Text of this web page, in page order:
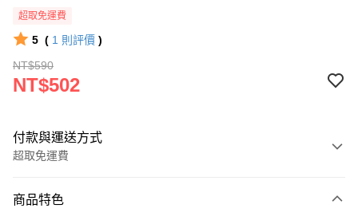
超取免運費
5 ( 1 則評價 )
NT$590
NT$502
付款與運送方式
超取免運費
信用卡一次付款
商品特色